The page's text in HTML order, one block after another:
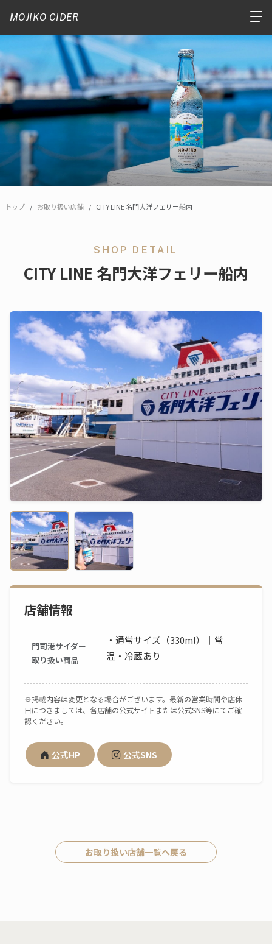
MOJIKO CIDER
トップ お取り扱い店舗 CITY LINE 名門大洋フェリー船内
SHOP DETAIL
CITY LINE 名門大洋フェリー船内
店舗情報
門司港サイダー
取り扱い商品
・通常サイズ（330ml）｜常
温・冷蔵あり
※掲載内容は変更となる場合がございます。最新の営業時間や店休
日につきましては、各店舗の公式サイトまたは公式SNS等にてご確
認ください。
公式HP 公式SNS
お取り扱い店舗一覧へ戻る